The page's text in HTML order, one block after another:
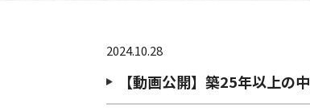
2024.10.28
【動画公開】築25年以上の